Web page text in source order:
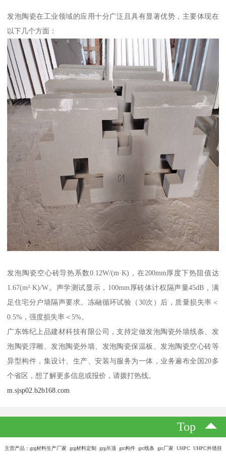
发泡陶瓷在工业领域的应用十分广泛且具有显著优势，主要体现在
以下几个方面：
发泡陶瓷空心砖导热系数0.12W/(m·K)，在200mm厚度下热阻值达
1.67(m²·K)/W。声学测试显示，100mm厚砖体计权隔声量45dB，满
足住宅分户墙隔声要求。冻融循环试验（30次）后，质量损失率＜
0.5%，强度损失率＜5%。
广东饰纪上品建材科技有限公司，支持定做发泡陶瓷外墙线条、发
泡陶瓷浮雕、发泡陶瓷外墙、发泡陶瓷保温板、发泡陶瓷空心砖等
异型构件，集设计、生产、安装与服务为一体，业务遍布全国20多
个省区，想了解更多信息或报价，请拨打热线。
m.sjsp02.b2b168.com
Top
主营产品：grg材料生产厂家 grg材料定制 grg吊顶 grc构件 grc线条 grc厂家 UHPC UHPC外墙挂